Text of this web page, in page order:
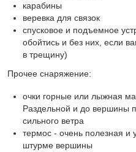
карабины
веревка для связок
спусковое и подъемное
обойтись и без них, если
в трещину)
Прочее снаряжение:
очки горные или лыжная
Раздельной и до вершины
сильного ветра
термос - очень полезная
штурме вершины